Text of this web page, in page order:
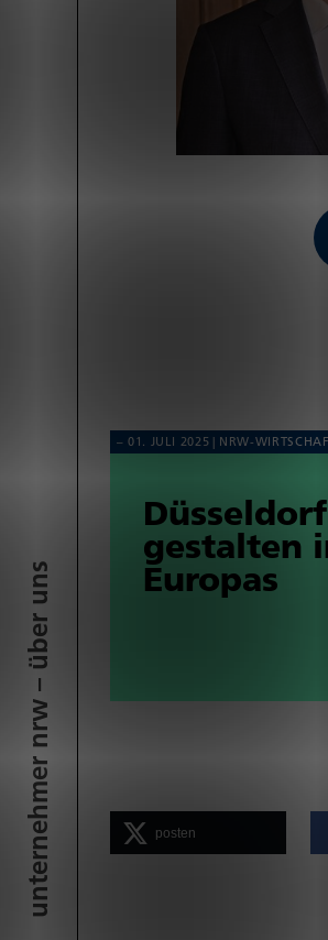
unter­neh­mer nrw – über uns
01. JULI 2025 NRW-
gestalten
Europas